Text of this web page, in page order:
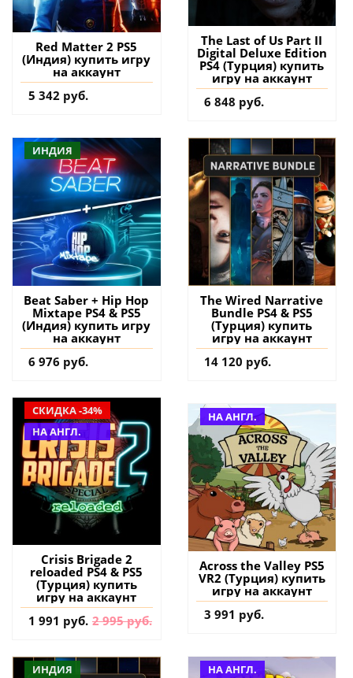
Red Matter 2 PS5
(Индия) купить игру
на аккаунт
5 342 руб.
The Last of Us Part II
Digital Deluxe Edition
PS4 (Турция) купить
игру на аккаунт
6 848 руб.
ИНДИЯ
Beat Saber + Hip Hop
Mixtape PS4 & PS5
(Индия) купить игру
на аккаунт
6 976 руб.
The Wired Narrative
Bundle PS4 & PS5
(Турция) купить
игру на аккаунт
14 120 руб.
СКИДКА -34%
НА АНГЛ.
Crisis Brigade 2
reloaded PS4 & PS5
(Турция) купить
игру на аккаунт
1 991 руб. 2 995 руб.
НА АНГЛ.
Across the Valley PS5
VR2 (Турция) купить
игру на аккаунт
3 991 руб.
ИНДИЯ НА АНГЛ.